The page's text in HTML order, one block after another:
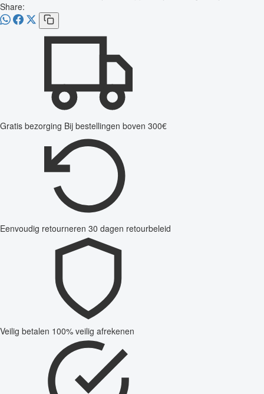
Share:
Gratis bezorging Bij bestellingen boven 300€
Eenvoudig retourneren 30 dagen retourbeleid
Veilig betalen 100% veilig afrekenen